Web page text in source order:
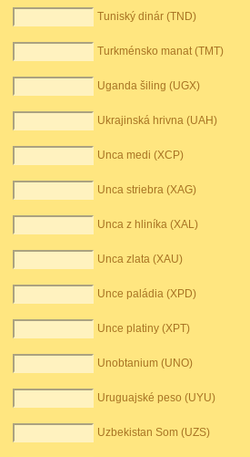
Tuniský dinár (TND)
Turkménsko manat (TMT)
Uganda šiling (UGX)
Ukrajinská hrivna (UAH)
Unca medi (XCP)
Unca striebra (XAG)
Unca z hliníka (XAL)
Unca zlata (XAU)
Unce paládia (XPD)
Unce platiny (XPT)
Unobtanium (UNO)
Uruguajské peso (UYU)
Uzbekistan Som (UZS)